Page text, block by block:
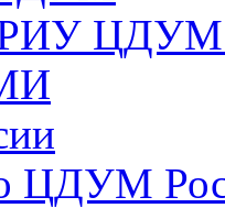
РИУ ЦДУМ
ЦДУМ